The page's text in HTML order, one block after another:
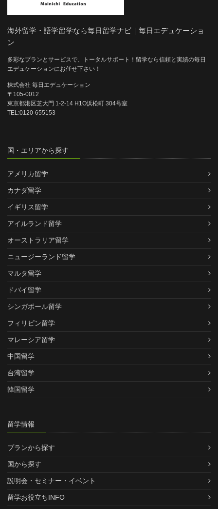
海外留学・語学留学なら毎日留学ナビ｜毎日エデュケーショ
ン
多彩なプランとサービスで、トータルサポート！留学なら信頼と実績の毎日
エデュケーションにお任せ下さい！
株式会社 毎日エデュケーション
〒105-0012
東京都港区芝大門 1-2-14 H1O浜松町 304号室
TEL:0120-655153
国・エリアから探す
アメリカ留学
カナダ留学
イギリス留学
アイルランド留学
オーストラリア留学
ニュージーランド留学
マルタ留学
ドバイ留学
シンガポール留学
フィリピン留学
マレーシア留学
中国留学
台湾留学
韓国留学
留学情報
プランから探す
国から探す
説明会・セミナー・イベント
留学お役立ちINFO